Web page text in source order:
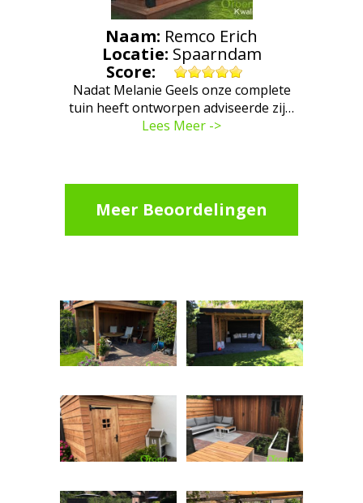
Naam: Remco Erich
Locatie: Spaarndam
Score:
Nadat Melanie Geels onze complete
tuin heeft ontworpen adviseerde zij…
Lees Meer ->
Meer Beoordelingen